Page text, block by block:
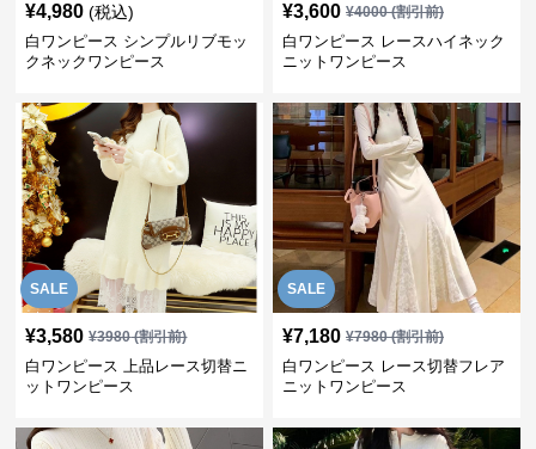
¥4,980 (税込)
白ワンピース シンプルリブモッ
クネックワンピース
¥3,600 ¥4000(割引前)
白ワンピース レースハイネック
ニットワンピース
SALE
¥3,580 ¥3980(割引前)
白ワンピース 上品レース切替ニ
ットワンピース
SALE
¥7,180 ¥7980(割引前)
白ワンピース レース切替フレア
ニットワンピース